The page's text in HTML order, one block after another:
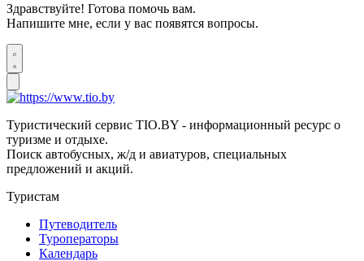
Здравствуйте! Готова помочь вам.
Напишите мне, если у вас появятся вопросы.
Туристический сервис TIO.BY - информационный ресурс о
туризме и отдыхе.
Поиск автобусных, ж/д и авиатуров, специальных
предложений и акций.
Туристам
Путеводитель
Туроператоры
Календарь